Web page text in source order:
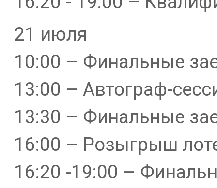
21 июля
10:00 – Финальные
13:00 – Автограф-
13:30 – Финальные
16:00 – Розыгрыш
16:20 -19:00 –